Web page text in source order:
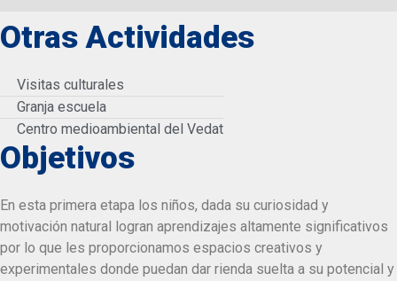
Otras Actividades
Visitas culturales
Granja escuela
Centro medioambiental del Vedat
Objetivos
En esta primera etapa los niños, dada su curiosidad y
motivación natural logran aprendizajes altamente significativos
por lo que les proporcionamos espacios creativos y
experimentales donde puedan dar rienda suelta a su potencial y